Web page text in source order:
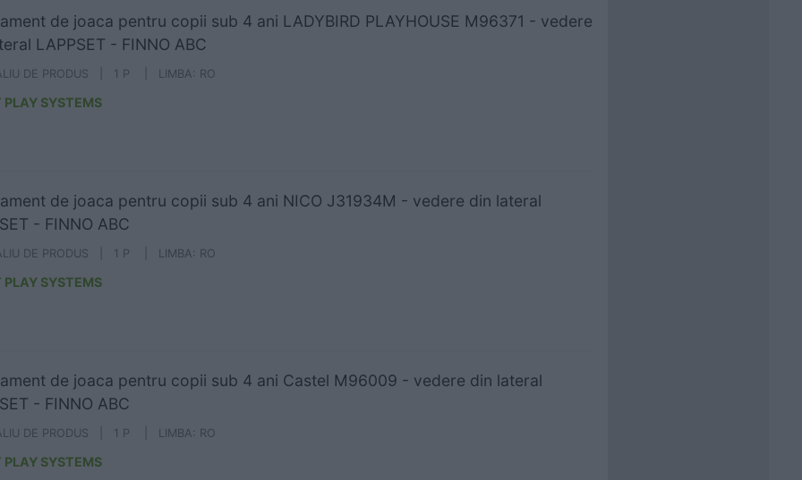
de joaca pentru copii sub 4 ani LADYBIRD PLAYHOUSE M96371 - vedere
LAPPSET - FINNO ABC
DE PRODUS | 1 P | LIMBA: RO
PLAY SYSTEMS
de joaca pentru copii sub 4 ani NICO J31934M - vedere din lateral
- FINNO ABC
DE PRODUS | 1 P | LIMBA: RO
PLAY SYSTEMS
de joaca pentru copii sub 4 ani Castel M96009 - vedere din lateral
- FINNO ABC
DE PRODUS | 1 P | LIMBA: RO
PLAY SYSTEMS